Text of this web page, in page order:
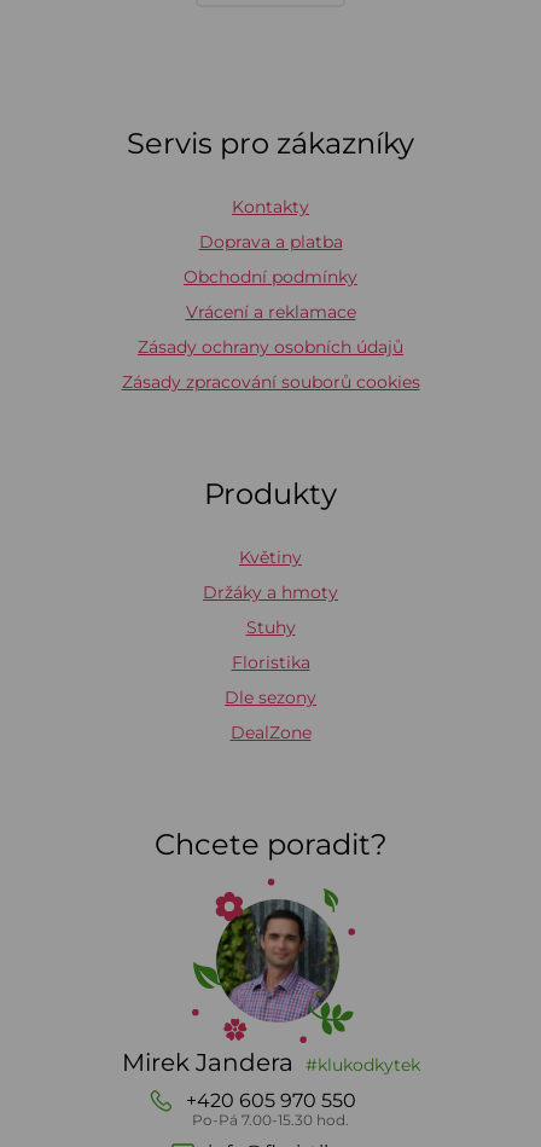
Servis pro zákazníky
Kontakty
Doprava a platba
Obchodní podmínky
Vrácení a reklamace
Zásady ochrany osobních údajů
Zásady zpracování souborů cookies
Produkty
Květiny
Držáky a hmoty
Stuhy
Floristika
Dle sezony
DealZone
Chcete poradit?
Mirek Jandera #klukodkytek
+420 605 970 550
Po-Pá 7.00-15.30 hod.